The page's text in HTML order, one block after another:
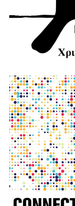
εκδηλωθεί ποτέ.
Την ίδια στιγμή,
πυροσβέστες που
καθήκον. Η
ένας
με ανθρώπινες
Παράλληλα,
στους κατοίκους
δοκιμάστηκαν από
πληγές που
διοικητικά όρια.
Στερεά Ελλάδα
κοινή προσπάθεια.
Η Ναυπακτία